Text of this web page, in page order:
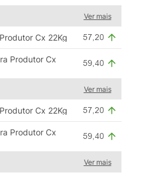
Ver mais
Cx 22Kg
Produtor Cx
Ver mais
Cx 22Kg
Produtor Cx
Ver mais